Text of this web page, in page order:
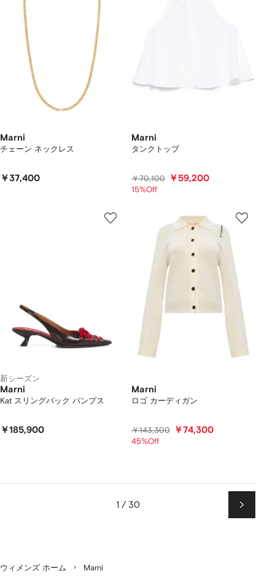
Marni
チェーン ネックレス
￥37,400
Marni
タンクトップ
￥70,100 ￥59,200
15%Off
新シーズン
Marni
Kat スリングバック パンプス
￥185,900
Marni
ロゴ カーディガン
￥143,300 ￥74,300
45%Off
1 / 30
次
ペ
ウィメンズ ホーム Marni